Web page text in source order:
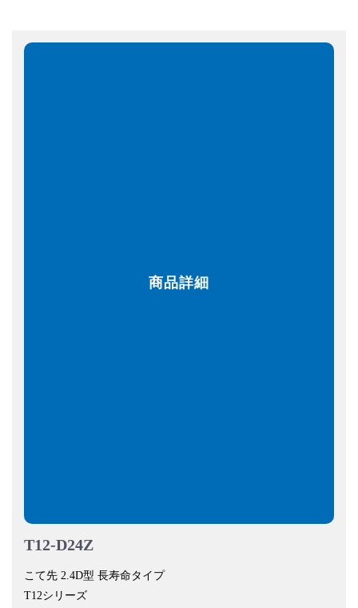
商品詳細
T12-D24Z
こて先 2.4D型 長寿命タイプ
T12シリーズ